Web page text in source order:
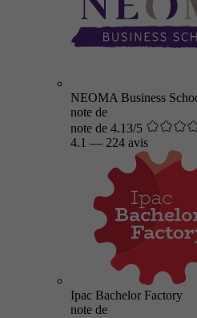
NEOMA Business
note de
note de 4.13/5
4.1 — 224 avis
Ipac Bachelor Factory
note de